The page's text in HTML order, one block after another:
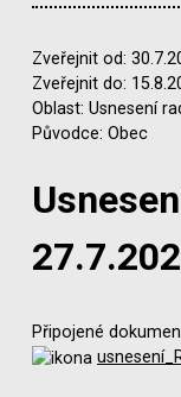
Zveřejnit od:
Zveřejnit do:
Oblast: Usnesení
Původce: Obec
Připojené